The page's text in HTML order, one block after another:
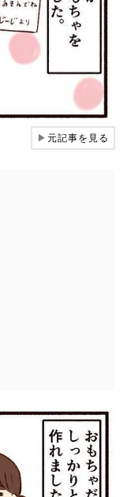
▶元記事を見る